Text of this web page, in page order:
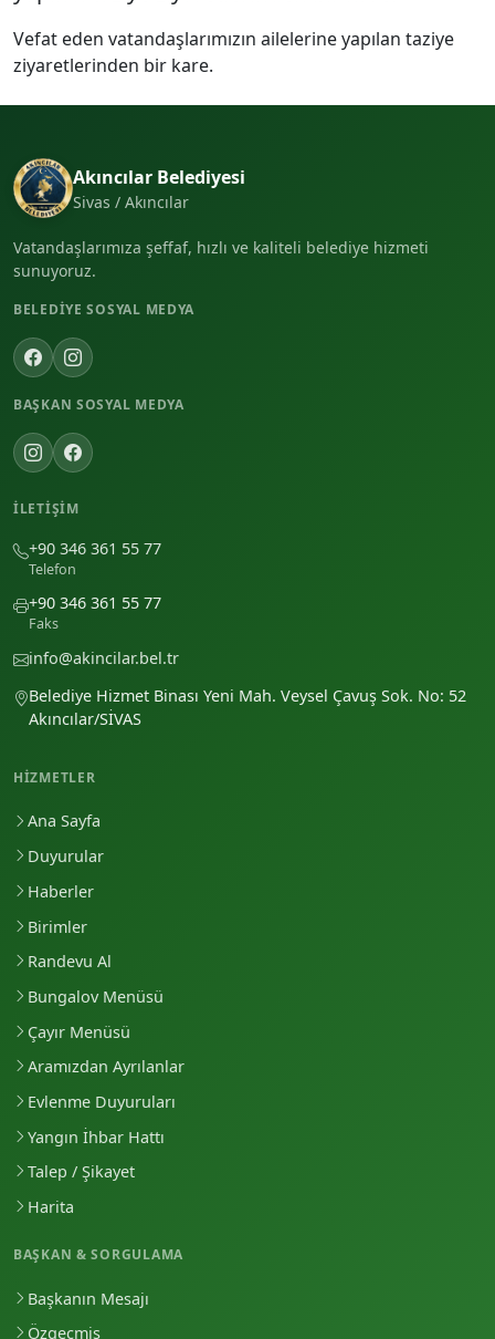
Vefat eden vatandaşlarımızın ailelerine yapılan taziye
ziyaretlerinden bir kare.
Akıncılar Belediyesi
Sivas / Akıncılar
Vatandaşlarımıza şeffaf, hızlı ve kaliteli belediye hizmeti
sunuyoruz.
BELEDIYE SOSYAL MEDYA
BAŞKAN SOSYAL MEDYA
İLETIŞIM
+90 346 361 55 77
Telefon
+90 346 361 55 77
Faks
info@akincilar.bel.tr
Belediye Hizmet Binası Yeni Mah. Veysel Çavuş Sok. No: 52
Akıncılar/SİVAS
HIZMETLER
Ana Sayfa
Duyurular
Haberler
Birimler
Randevu Al
Bungalov Menüsü
Çayır Menüsü
Aramızdan Ayrılanlar
Evlenme Duyuruları
Yangın İhbar Hattı
Talep / Şikayet
Harita
BAŞKAN & SORGULAMA
Başkanın Mesajı
Özgeçmiş